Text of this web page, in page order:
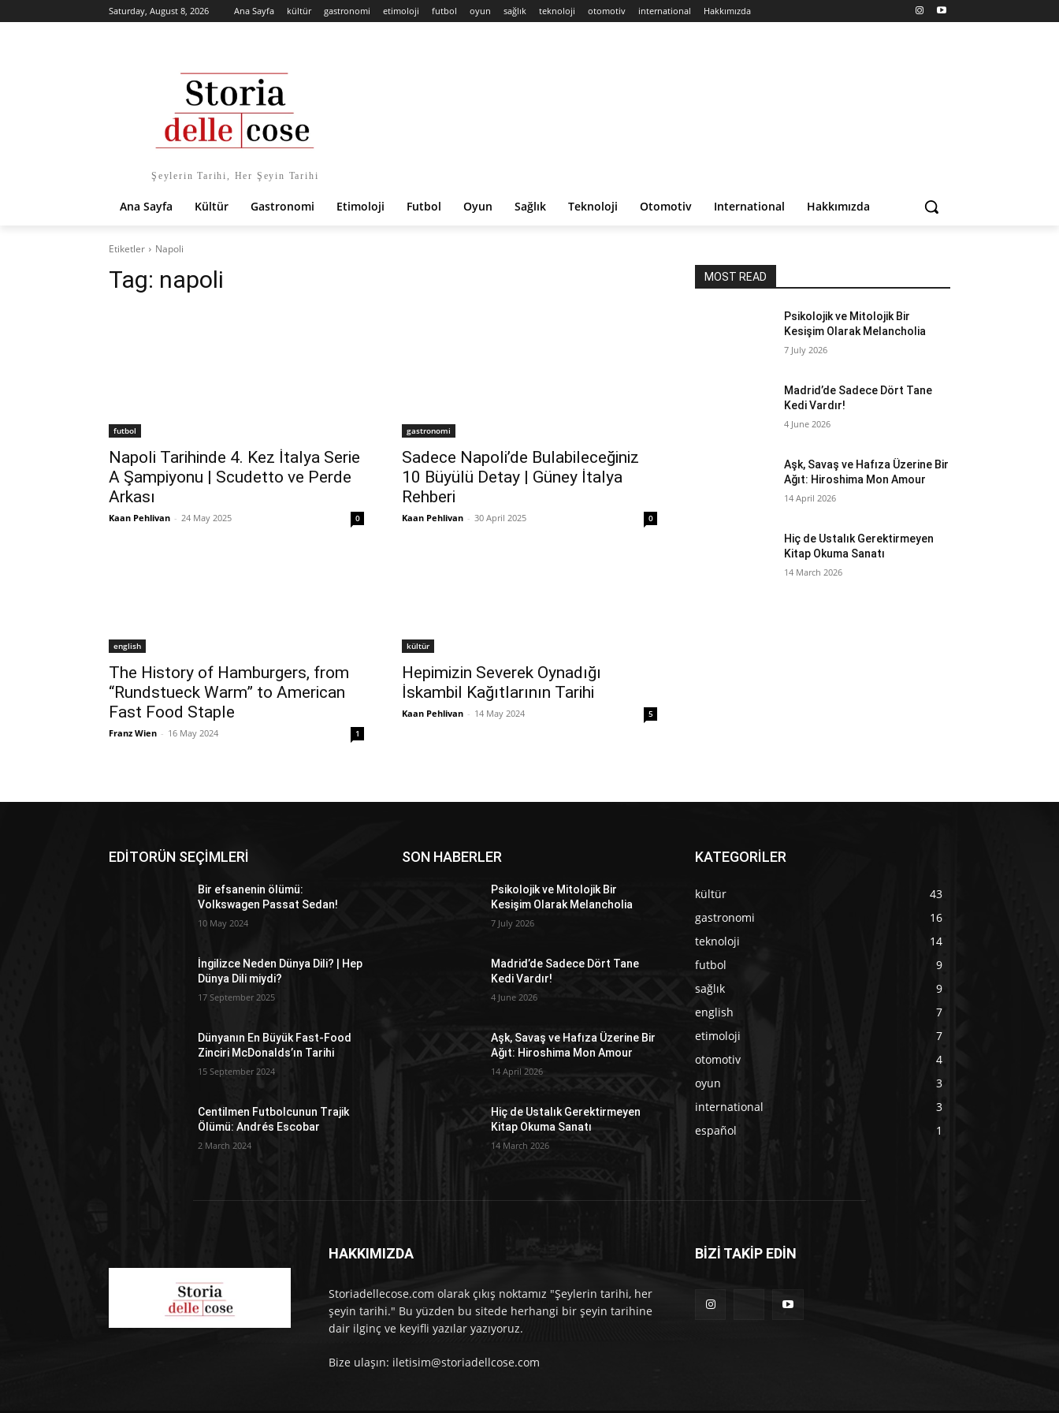
Saturday, August 8, 2026 Ana Sayfa kültür gastronomi etimoloji futbol oyun sağlık teknoloji otomotiv international Hakkımızda
Şeylerin Tarihi, Her Şeyin Tarihi
Ana Sayfa Kültür Gastronomi Etimoloji Futbol Oyun Sağlık Teknoloji Otomotiv International Hakkımızda
Etiketler Napoli
Tag: napoli
futbol
Napoli Tarihinde 4. Kez İtalya Serie
A Şampiyonu | Scudetto ve Perde
Arkası
Kaan Pehlivan - 24 May 2025 0
gastronomi
Sadece Napoli’de Bulabileceğiniz
10 Büyülü Detay | Güney İtalya
Rehberi
Kaan Pehlivan - 30 April 2025 0
english
The History of Hamburgers, from
“Rundstueck Warm” to American
Fast Food Staple
Franz Wien - 16 May 2024 1
kültür
Hepimizin Severek Oynadığı
İskambil Kağıtlarının Tarihi
Kaan Pehlivan - 14 May 2024 5
MOST READ
Psikolojik ve Mitolojik Bir
Kesişim Olarak Melancholia
7 July 2026
Madrid’de Sadece Dört Tane
Kedi Vardır!
4 June 2026
Aşk, Savaş ve Hafıza Üzerine Bir
Ağıt: Hiroshima Mon Amour
14 April 2026
Hiç de Ustalık Gerektirmeyen
Kitap Okuma Sanatı
14 March 2026
EDİTORÜN SEÇİMLERİ
Bir efsanenin ölümü:
Volkswagen Passat Sedan!
10 May 2024
İngilizce Neden Dünya Dili? | Hep
Dünya Dili miydi?
17 September 2025
Dünyanın En Büyük Fast-Food
Zinciri McDonalds’ın Tarihi
15 September 2024
Centilmen Futbolcunun Trajik
Ölümü: Andrés Escobar
2 March 2024
SON HABERLER
Psikolojik ve Mitolojik Bir
Kesişim Olarak Melancholia
7 July 2026
Madrid’de Sadece Dört Tane
Kedi Vardır!
4 June 2026
Aşk, Savaş ve Hafıza Üzerine Bir
Ağıt: Hiroshima Mon Amour
14 April 2026
Hiç de Ustalık Gerektirmeyen
Kitap Okuma Sanatı
14 March 2026
KATEGORİLER
kültür
43
gastronomi
16
teknoloji
14
futbol
9
sağlık
9
english
7
etimoloji
7
otomotiv
4
oyun
3
international
3
español
1
HAKKIMIZDA
Storiadellecose.com olarak çıkış noktamız "Şeylerin tarihi, her
şeyin tarihi." Bu yüzden bu sitede herhangi bir şeyin tarihine
dair ilginç ve keyifli yazılar yazıyoruz.
Bize ulaşın: iletisim@storiadellcose.com
BİZİ TAKİP EDİN